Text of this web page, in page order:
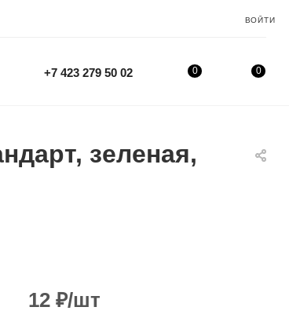
ВОЙТИ
+7 423 279 50 02 0
0
зеленая,
12 ₽/шт